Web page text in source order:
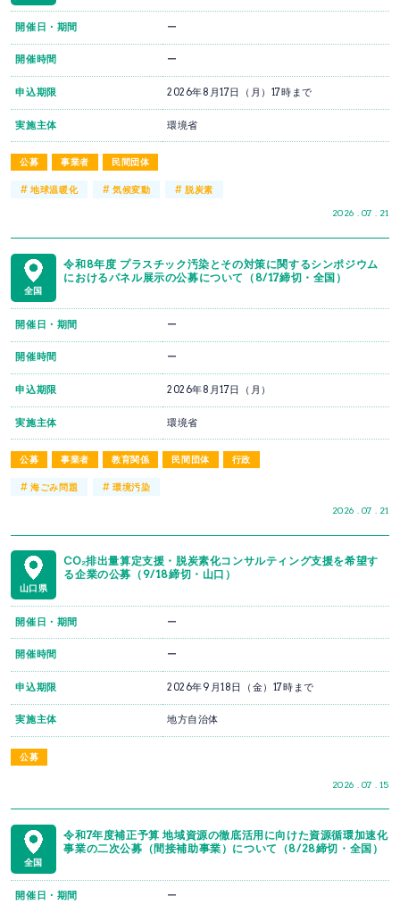
公募 事業者 民間団体
2026 . 07 . 21
開催日・期間 ー
開催時間 ー
申込期限 2026年8月17日（月）17時まで
実施主体 環境省
#地球温暖化 # 気候変動 #脱炭素
全国
令和8年度 プラスチック汚染とその対策に関するシンポジウム
におけるパネル展示の公募について（8/17締切・全国）
公募 事業者 教育関係 民間団体 行政
2026 . 07 . 21
開催日・期間 ー
開催時間 ー
申込期限 2026年8月17日（月）
実施主体 環境省
#海ごみ問題 # 環境汚染
山口県
CO₂排出量算定支援・脱炭素化コンサルティング支援を希望す
る企業の公募（9/18締切・山口）
公募
2026 . 07 . 15
開催日・期間 ー
開催時間 ー
申込期限 2026年9月18日（金）17時まで
実施主体 地方自治体
全国
令和7年度補正予算 地域資源の徹底活用に向けた資源循環加速化
事業の二次公募（間接補助事業）について（8/28締切・全国）
開催日・期間 ー